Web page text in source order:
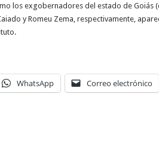
los exgobernadores del estado de Goiás
y Romeu Zema, respectivamente,
WhatsApp Correo electrónico